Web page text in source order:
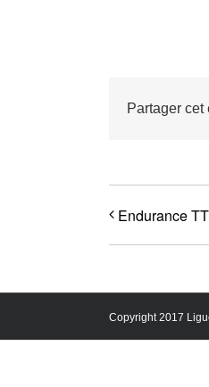
Partager cet
Endurance
Copyright 2017